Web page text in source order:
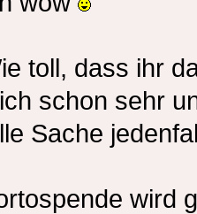
toll, dass ihr
schon sehr
Sache
wird